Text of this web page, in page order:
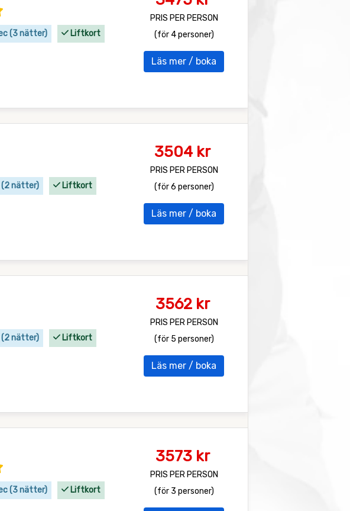
(3 nätter) Liftkort
PRIS PER PERSON
(för 4 personer)
Läs mer / boka
(2 nätter) Liftkort
3504 kr
PRIS PER PERSON
(för 6 personer)
Läs mer / boka
(2 nätter) Liftkort
3562 kr
PRIS PER PERSON
(för 5 personer)
Läs mer / boka
(3 nätter) Liftkort
3573 kr
PRIS PER PERSON
(för 3 personer)